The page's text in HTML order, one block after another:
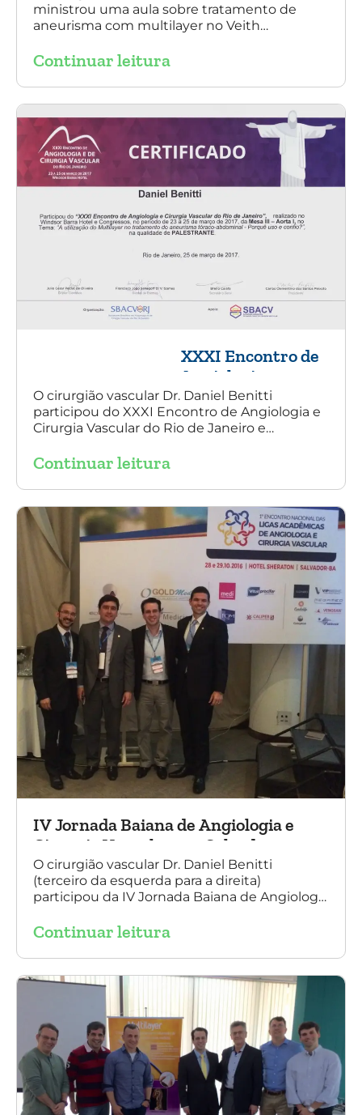
ministrou uma aula sobre tratamento de
aneurisma com multilayer no Veith
Continuar leitura
XXXI Encontro de
Angiologia e
Cirurgia Vascular
do Rio de Janeiro
O cirurgião vascular Dr. Daniel Benitti
participou do XXXI Encontro de Angiologia e
Cirurgia Vascular do Rio de Janeiro e
multilayer no tratamento de aneurisma
Continuar leitura
IV Jornada Baiana de Angiologia e
Cirurgia Vascular, em Salvador
O cirurgião vascular Dr. Daniel Benitti
(terceiro da esquerda para a direita)
participou da IV Jornada Baiana de Angiologia
29 de outubro. Na foto também está
SBACV (Sociedade Brasileira de Angiologia e
de Cirurgia Vascular) Bahia.
Continuar leitura